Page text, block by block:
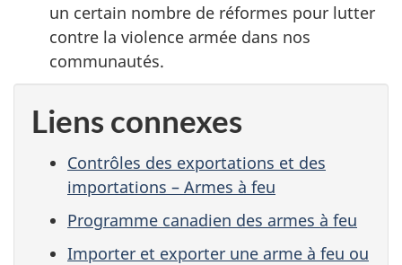
un certain nombre de réformes pour lutter
contre la violence armée dans nos
communautés.
Liens connexes
Contrôles des exportations et des
importations – Armes à feu
Programme canadien des armes à feu
Importer et exporter une arme à feu ou